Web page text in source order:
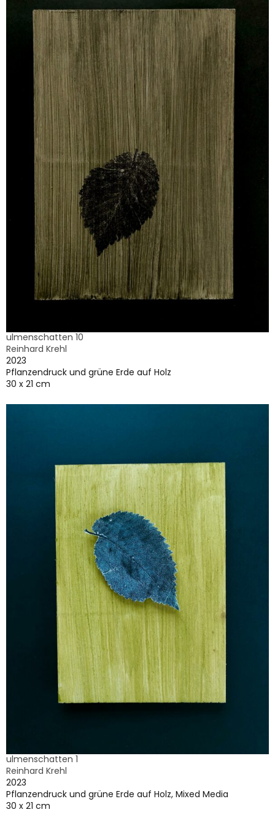
ulmenschatten 10
Reinhard Krehl
2023
Pflanzendruck und grüne Erde auf Holz
30 x 21 cm
ulmenschatten 1
Reinhard Krehl
2023
Pflanzendruck und grüne Erde auf Holz, Mixed Media
30 x 21 cm